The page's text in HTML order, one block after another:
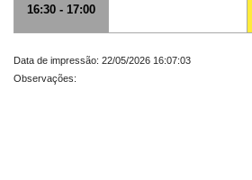
16:30 - 17:00
Data de impressão: 22/05/2026 16:07:03
Observações: